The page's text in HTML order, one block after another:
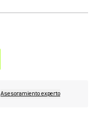
Asesoramiento experto